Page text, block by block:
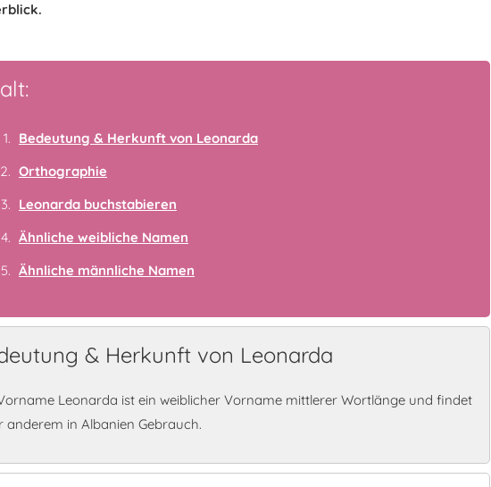
Bedeutung & Herkunft von Leonarda
Orthographie
Leonarda buchstabieren
Ähnliche weibliche Namen
Ähnliche männliche Namen
& Herkunft von Leonarda
Leonarda ist ein weiblicher Vorname mittlerer Wortlänge und findet
anderem in Albanien Gebrauch.